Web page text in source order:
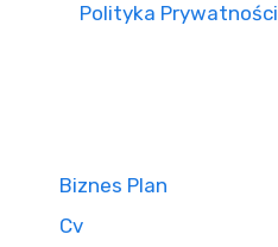
Polityka Prywatności
Biznes Plan
Cv